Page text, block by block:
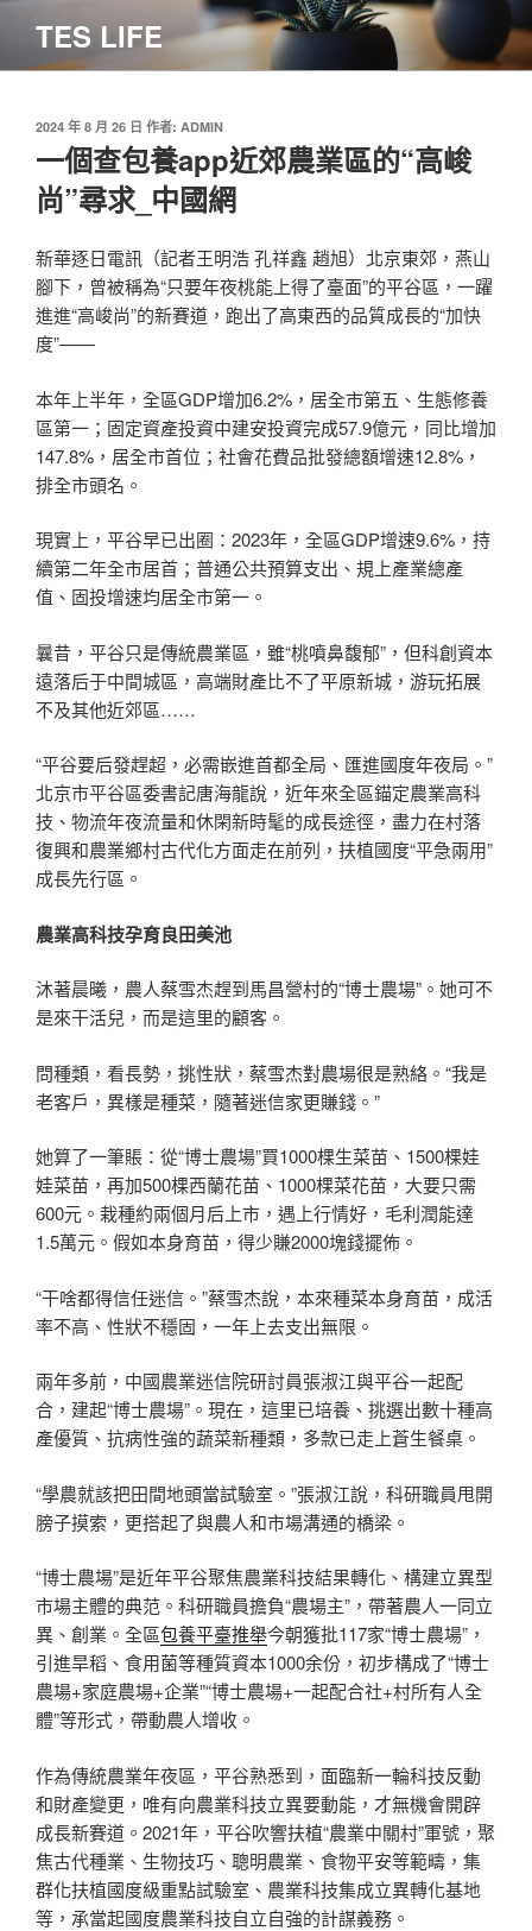
主
TES LIFE
發
於
2024 年 8 月 26 日 作者: ADMIN
一個查包養app近郊農業區的“高峻
尚”尋求_中國網
新華逐日電訊（記者王明浩 孔祥鑫 趙旭）北京東郊，燕山
腳下，曾被稱為“只要年夜桃能上得了臺面”的平谷區，一躍
進進“高峻尚”的新賽道，跑出了高東西的品質成長的“加快
度”——
本年上半年，全區GDP增加6.2%，居全市第五、生態修養
區第一；固定資產投資中建安投資完成57.9億元，同比增加
147.8%，居全市首位；社會花費品批發總額增速12.8%，
排全市頭名。
現實上，平谷早已出圈：2023年，全區GDP增速9.6%，持
續第二年全市居首；普通公共預算支出、規上產業總產
值、固投增速均居全市第一。
曩昔，平谷只是傳統農業區，雖“桃噴鼻馥郁”，但科創資本
遠落后于中間城區，高端財產比不了平原新城，游玩拓展
不及其他近郊區……
“平谷要后發趕超，必需嵌進首都全局、匯進國度年夜局。”
北京市平谷區委書記唐海龍說，近年來全區錨定農業高科
技、物流年夜流量和休閑新時髦的成長途徑，盡力在村落
復興和農業鄉村古代化方面走在前列，扶植國度“平急兩用”
成長先行區。
農業高科技孕育良田美池
沐著晨曦，農人蔡雪杰趕到馬昌營村的“博士農場”。她可不
是來干活兒，而是這里的顧客。
問種類，看長勢，挑性狀，蔡雪杰對農場很是熟絡。“我是
老客戶，異樣是種菜，隨著迷信家更賺錢。”
她算了一筆賬：從“博士農場”買1000棵生菜苗、1500棵娃
娃菜苗，再加500棵西蘭花苗、1000棵菜花苗，大要只需
600元。栽種約兩個月后上市，遇上行情好，毛利潤能達
1.5萬元。假如本身育苗，得少賺2000塊錢擺佈。
“干啥都得信任迷信。”蔡雪杰說，本來種菜本身育苗，成活
率不高、性狀不穩固，一年上去支出無限。
兩年多前，中國農業迷信院研討員張淑江與平谷一起配
合，建起“博士農場”。現在，這里已培養、挑選出數十種高
產優質、抗病性強的蔬菜新種類，多款已走上蒼生餐桌。
“學農就該把田間地頭當試驗室。”張淑江說，科研職員甩開
膀子摸索，更搭起了與農人和市場溝通的橋梁。
“博士農場”是近年平谷聚焦農業科技結果轉化、構建立異型
市場主體的典范。科研職員擔負“農場主”，帶著農人一同立
異、創業。全區包養平臺推舉今朝獲批117家“博士農場”，
引進旱稻、食用菌等種質資本1000余份，初步構成了“博士
農場+家庭農場+企業”“博士農場+一起配合社+村所有人全
體”等形式，帶動農人增收。
作為傳統農業年夜區，平谷熟悉到，面臨新一輪科技反動
和財產變更，唯有向農業科技立異要動能，才無機會開辟
成長新賽道。2021年，平谷吹響扶植“農業中關村”軍號，聚
焦古代種業、生物技巧、聰明農業、食物平安等範疇，集
群化扶植國度級重點試驗室、農業科技集成立異轉化基地
等，承當起國度農業科技自立自強的計謀義務。